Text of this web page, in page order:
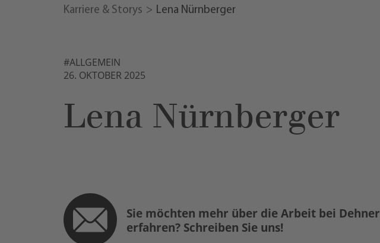
Karriere & Storys Lena Nürnberger
#ALLGEMEIN
26. OKTOBER 2025
Lena Nürnberger
Sie möchten mehr über die Arbeit bei Dehner
erfahren? Schreiben Sie uns!